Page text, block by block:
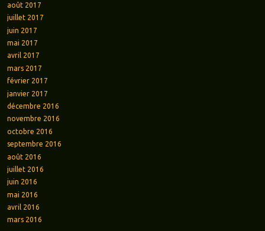
août 2017
juillet 2017
juin 2017
mai 2017
avril 2017
mars 2017
février 2017
janvier 2017
décembre 2016
novembre 2016
octobre 2016
septembre 2016
août 2016
juillet 2016
juin 2016
mai 2016
avril 2016
mars 2016